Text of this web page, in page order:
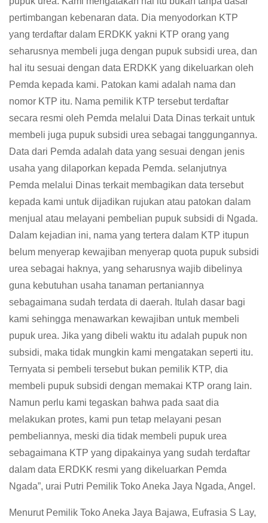
pertimbangan kebenaran data. Dia menyodorkan KTP
yang terdaftar dalam ERDKK yakni KTP orang yang
seharusnya membeli juga dengan pupuk subsidi urea, dan
hal itu sesuai dengan data ERDKK yang dikeluarkan oleh
Pemda kepada kami. Patokan kami adalah nama dan
nomor KTP itu. Nama pemilik KTP tersebut terdaftar
secara resmi oleh Pemda melalui Data Dinas terkait untuk
membeli juga pupuk subsidi urea sebagai tanggungannya.
Data dari Pemda adalah data yang sesuai dengan jenis
usaha yang dilaporkan kepada Pemda. selanjutnya
Pemda melalui Dinas terkait membagikan data tersebut
kepada kami untuk dijadikan rujukan atau patokan dalam
menjual atau melayani pembelian pupuk subsidi di Ngada.
Dalam kejadian ini, nama yang tertera dalam KTP itupun
belum menyerap kewajiban menyerap quota pupuk subsidi
urea sebagai haknya, yang seharusnya wajib dibelinya
guna kebutuhan usaha tanaman pertaniannya
sebagaimana sudah terdata di daerah. Itulah dasar bagi
kami sehingga menawarkan kewajiban untuk membeli
pupuk urea. Jika yang dibeli waktu itu adalah pupuk non
subsidi, maka tidak mungkin kami mengatakan seperti itu.
Ternyata si pembeli tersebut bukan pemilik KTP, dia
membeli pupuk subsidi dengan memakai KTP orang lain.
Namun perlu kami tegaskan bahwa pada saat dia
melakukan protes, kami pun tetap melayani pesan
pembeliannya, meski dia tidak membeli pupuk urea
sebagaimana KTP yang dipakainya yang sudah terdaftar
dalam data ERDKK resmi yang dikeluarkan Pemda
Ngada”, urai Putri Pemilik Toko Aneka Jaya Ngada, Angel.
Menurut Pemilik Toko Aneka Jaya Bajawa, Eufrasia S Lay,